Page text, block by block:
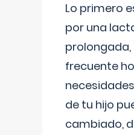
Lo primero
por una
frecuente
de tu hijo
cambiado,